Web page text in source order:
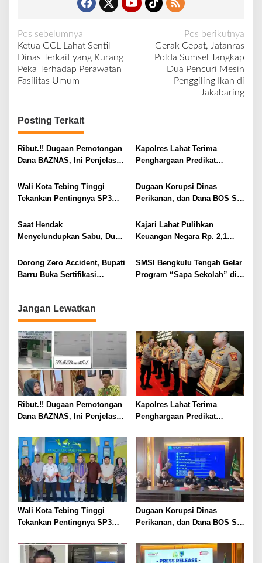
N
a
v
i
a
s
i
p
o
s
Pos sebelumnya
Ketua GCL Lahat Sentil
Dinas Terkait yang Kurang
Peka Terhadap Perawatan
Fasilitas Umum
Pos berikutnya
Gerak Cepat, Jatanras
Polda Sumsel Tangkap
Dua Pencuri Mesin
Penggiling Ikan di
Jakabaring
Posting Terkait
Ribut.!! Dugaan Pemotongan
Dana BAZNAS, Ini Penjelasan
Kapolres Lahat Terima
Penghargaan Predikat
Sumsel Tahun 2026
Wali Kota Tebing Tinggi
Tekankan Pentingnya SP3
Dugaan Korupsi Dinas
Perikanan, dan Dana BOS SD
Terus Dipertajam Kajari Lahat
Saat Hendak
Menyelundupkan Sabu, Dua
Kajari Lahat Pulihkan
Keuangan Negara Rp. 2,1
Dorong Zero Accident, Bupati
Barru Buka Sertifikasi
SMSI Bengkulu Tengah Gelar
Program “Sapa Sekolah” di
Jangan Lewatkan
Ribut.!! Dugaan Pemotongan
Dana BAZNAS, Ini Penjelasan
Kapolres Lahat Terima
Penghargaan Predikat
Sumsel Tahun 2026
Wali Kota Tebing Tinggi
Tekankan Pentingnya SP3
Dugaan Korupsi Dinas
Perikanan, dan Dana BOS SD
Terus Dipertajam Kajari Lahat